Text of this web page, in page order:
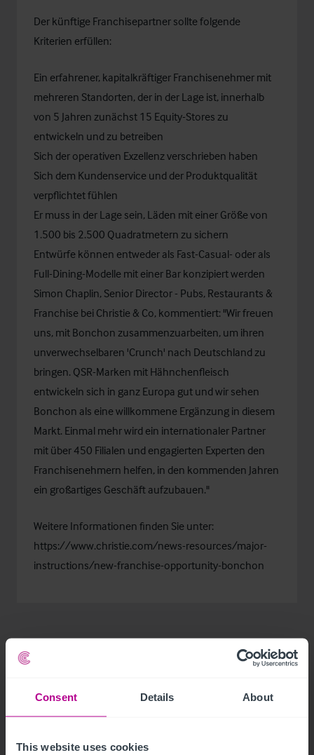
Consent Details About
This website uses cookies
Der künftige Franchisepartner sollte folgende
Kriterien erfüllen:
Ein erfahrener, kapitalkräftiger Franchisenehmer mit
mehreren Standorten, der in der Lage ist, innerhalb
von 5 Jahren zunächst 15 Equity-Stores zu
entwickeln und zu betreiben
Sich der operativen Exzellenz verschrieben haben
Sich dem Kundenservice und der Produktqualität
verpflichtet fühlen
Er muss in der Lage sein, Läden mit einer Größe von
1.500 bis 2.500 Quadratmetern zu sichern
Entwürfe können entweder als Fast-Casual- oder als
Full-Dining-Modelle mit einer Bar konzipiert werden
Simon Chaplin, Senior Director - Pubs, Restaurants &
Franchise bei Christie & Co, kommentiert: "Wir freuen
uns, mit Bonchon zusammenzuarbeiten, um ihren
unverwechselbaren 'Crunch' nach Deutschland zu
bringen. QSR-Marken mit Hähnchenfleisch
entwickeln sich in ganz Europa gut und wir sehen
Bonchon als eine willkommene Ergänzung in diesem
Markt. Einmal mehr wird ein internationaler Partner
mit über 450 Filialen und engagierten Experten den
Franchisenehmern helfen, in den kommenden Jahren
ein großartiges Geschäft aufzubauen."
Weitere Informationen finden Sie unter:
https://www.christie.com/news-resources/major-
instructions/new-franchise-opportunity-bonchon
Related Articles